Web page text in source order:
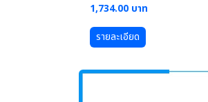
1,734.00 บาท
รายละเอียด